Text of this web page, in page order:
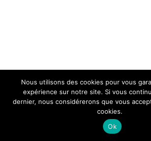
Nous utilisons des cookies pour vous
expérience sur notre site. Si vous
dernier, nous considérerons que vous
cookies.
Ok